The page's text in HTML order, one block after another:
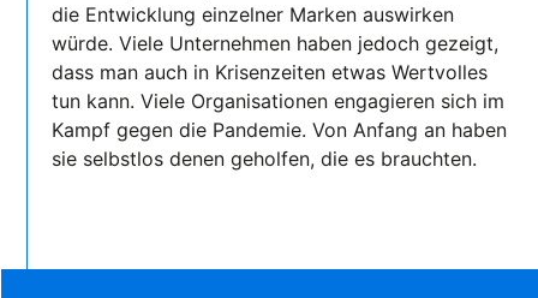
die Entwicklung einzelner Marken auswirken
würde. Viele Unternehmen haben jedoch gezeigt,
dass man auch in Krisenzeiten etwas Wertvolles
tun kann. Viele Organisationen engagieren sich im
Kampf gegen die Pandemie. Von Anfang an haben
sie selbstlos denen geholfen, die es brauchten.